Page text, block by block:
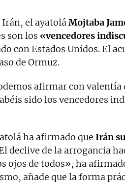
Irán, el ayatoláMojtaba
son los «vencedores
con Estados Unidos. El
de Ormuz.
afirmar con valentía
sido los vencedores
ha afirmado que Irán
declive de la arrogancia
ojos de todos», ha
añade que la forma